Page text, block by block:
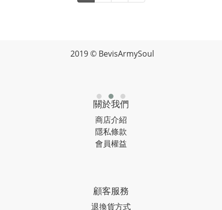
2019 © BevisArmySoul
關於我們
商店介紹
隱私條款
會員權益
顧客服務
退換貨方式